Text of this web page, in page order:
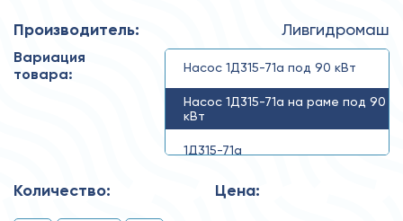
Производитель: Ливгидромаш
Вариация
товара:
Насос 1Д315-71а под 90 кВт
Насос 1Д315-71а на раме под 90
кВт
1Д315-71а
Количество: Цена: